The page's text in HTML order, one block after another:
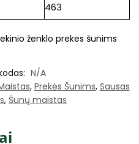
463
ženklo prekes šunims
N/A
, Prekės Šunims, Sausas
, Šunų maistas